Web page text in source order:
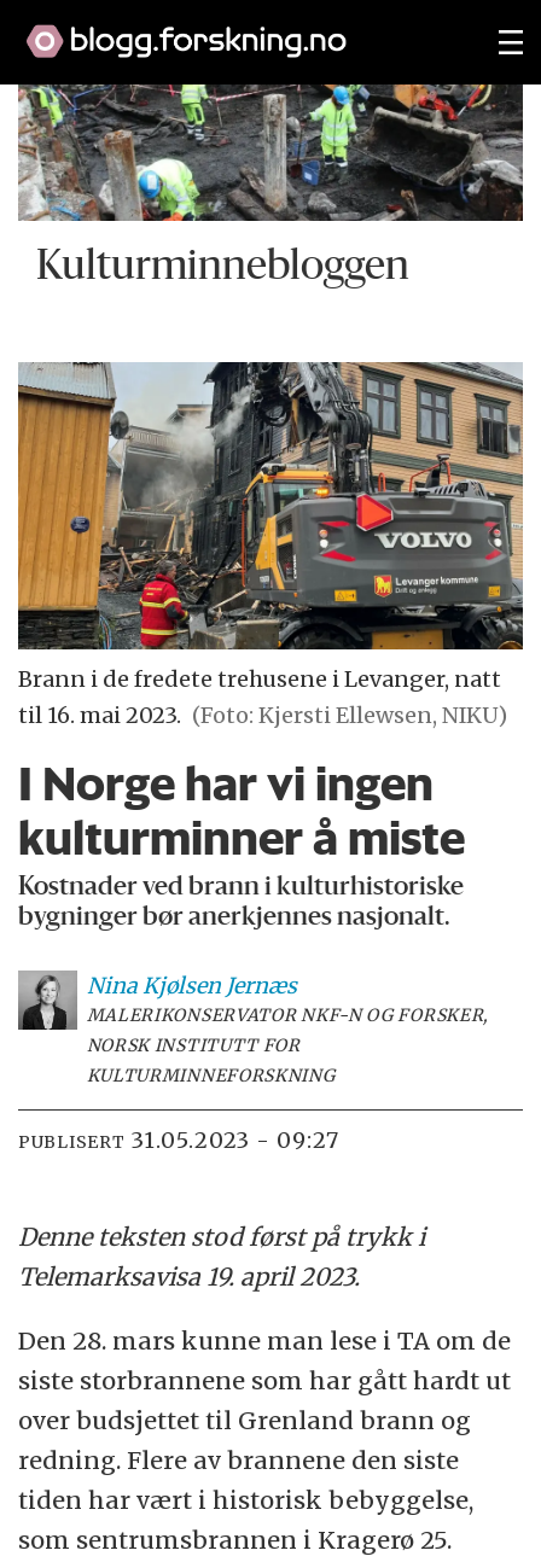
Kulturminnebloggen
Brann i de fredete trehusene i Levanger, natt
til 16. mai 2023. (Foto: Kjersti Ellewsen, NIKU)
I Norge har vi ingen
kulturminner å miste
Kostnader ved brann i kultur­historiske
bygninger bør aner­kjennes nasjonalt.
NinaKjølsen Jernæs
MALERIKONSERVATOR NKF-N OG FORSKER,
NORSK INSTITUTT FOR
KULTURMINNEFORSKNING
PUBLISERT 31.05.2023 - 09:27
Denne teksten stod først på trykk i
Telemarksavisa 19. april 2023.
Den 28. mars kunne man lese i TA om de
siste storbrannene som har gått hardt ut
over budsjettet til Grenland brann og
redning. Flere av brannene den siste
tiden har vært i historisk bebyggelse,
som sentrumsbrannen i Kragerø 25.